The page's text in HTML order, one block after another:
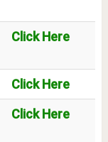
Click Here
Click Here
Click Here